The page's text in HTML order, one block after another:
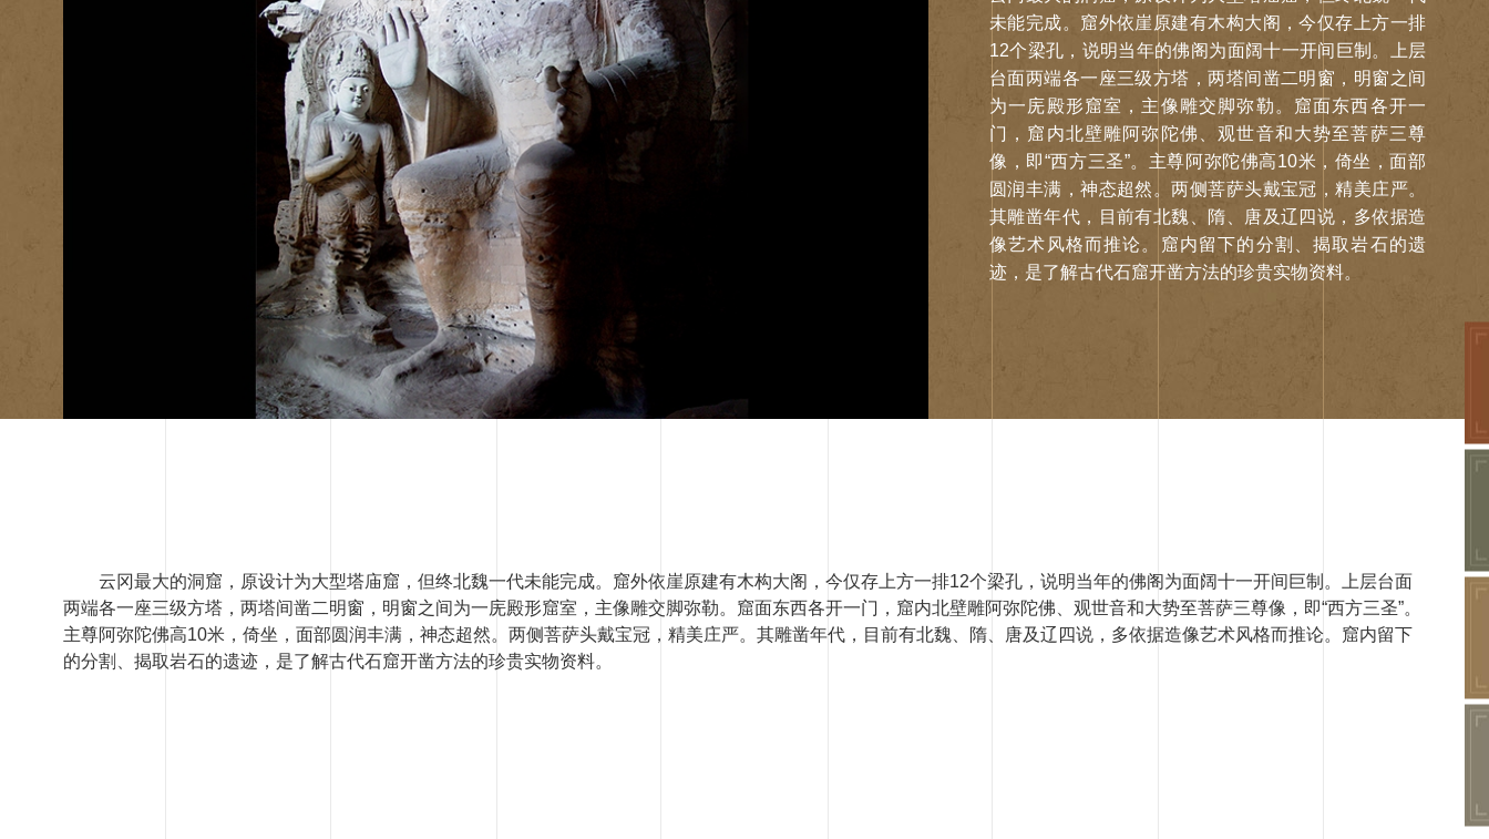
未能完成。窟外依崖原建有木构大阁，今仅存上方一排
12个梁孔，说明当年的佛阁为面阔十一开间巨制。上层
台面两端各一座三级方塔，两塔间凿二明窗，明窗之间
为一庑殿形窟室，主像雕交脚弥勒。窟面东西各开一
门，窟内北壁雕阿弥陀佛、观世音和大势至菩萨三尊
像，即“西方三圣”。主尊阿弥陀佛高10米，倚坐，面部
圆润丰满，神态超然。两侧菩萨头戴宝冠，精美庄严。
其雕凿年代，目前有北魏、隋、唐及辽四说，多依据造
像艺术风格而推论。窟内留下的分割、揭取岩石的遗
迹，是了解古代石窟开凿方法的珍贵实物资料。
云冈最大的洞窟，原设计为大型塔庙窟，但终北魏一代未能完成。窟外依崖原建有木构大阁，今仅存上方一排12个梁孔，说明当年的佛阁为面阔十一开间巨制。上层台面
两端各一座三级方塔，两塔间凿二明窗，明窗之间为一庑殿形窟室，主像雕交脚弥勒。窟面东西各开一门，窟内北壁雕阿弥陀佛、观世音和大势至菩萨三尊像，即“西方三圣”。
主尊阿弥陀佛高10米，倚坐，面部圆润丰满，神态超然。两侧菩萨头戴宝冠，精美庄严。其雕凿年代，目前有北魏、隋、唐及辽四说，多依据造像艺术风格而推论。窟内留下
的分割、揭取岩石的遗迹，是了解古代石窟开凿方法的珍贵实物资料。